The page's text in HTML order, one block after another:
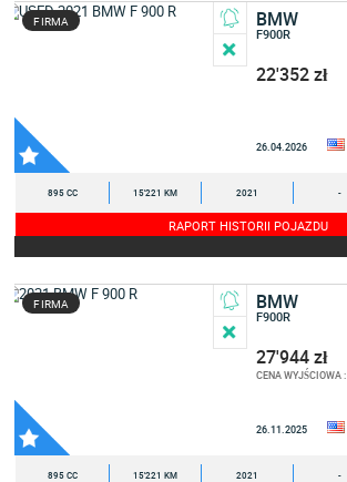
FIRMA BMW
F900R
22'352 zł
26.04.2026
895 CC 15'221 KM 2021 -
RAPORT HISTORII POJAZDU
FIRMA BMW
F900R
27'944 zł
CENA WYJŚCIOWA :
26.11.2025
895 CC 15'221 KM 2021 -